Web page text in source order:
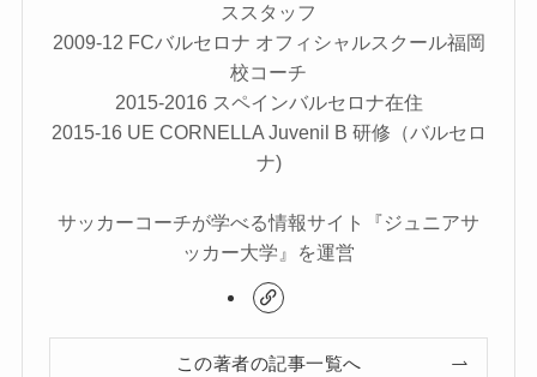
ススタッフ
2009-12 FCバルセロナ オフィシャルスクール福岡
校コーチ
2015-2016 スペインバルセロナ在住
2015-16 UE CORNELLA Juvenil B 研修（バルセロ
ナ)
サッカーコーチが学べる情報サイト『ジュニアサ
ッカー大学』を運営
この著者の記事一覧へ